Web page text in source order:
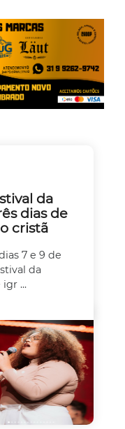
da
dias de
cristã
7 e 9 de
da
...